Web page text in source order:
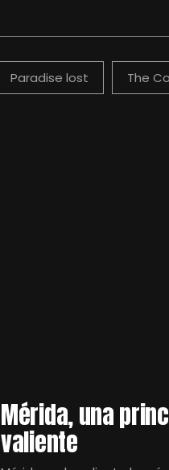
Paradise lost The
Mérida, una
valiente